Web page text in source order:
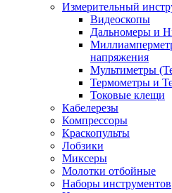
Измерительный
Видеоскопы
Дальномеры и
напряжения
Мультиметры
Термометры и
Токовые клещи
Кабелерезы
Компрессоры
Краскопульты
Лобзики
Миксеры
Молотки отбойные
Наборы инструментов